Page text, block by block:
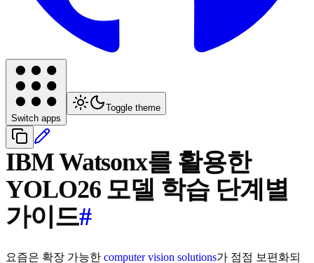
Switch apps
Toggle theme
IBM Watsonx를 활용한
YOLO26 모델 학습 단계별
가이드#
요즘은 확장 가능한 computer vision solutions가 점점 보편화되